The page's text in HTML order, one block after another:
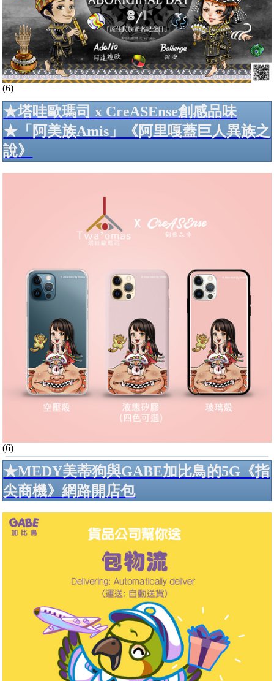
(6)
★塔哇歐瑪司 x CreASEnse創感品味
★「阿美族Amis」《阿里嘎蓋巨人異族之
說》
(6)
★MEDY美蒂狗與GABE加比鳥的5G《指
尖商機》網路開店包